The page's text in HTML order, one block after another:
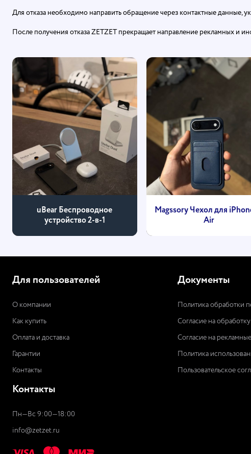
Для отказа необходимо направить обращение через контактные данные,
После получения отказа ZETZET прекращает направление рекламных и
uBear Беспроводное
устройство 2-в-1
Magssory Чехол для
Air
Для пользователей
О компании
Как купить
Оплата и доставка
Гарантии
Контакты
Документы
Политика обработки
Согласие на
Согласие на
Политика
Пользовательское
Контакты
Пн—Вс 9:00—18:00
info@zetzet.ru